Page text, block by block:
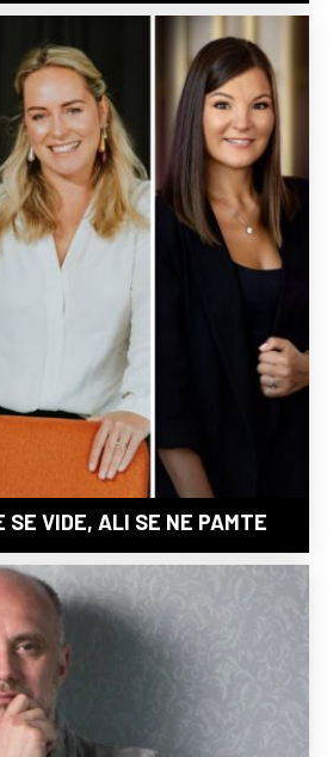
SE VIDE, ALI SE NE PAMTE